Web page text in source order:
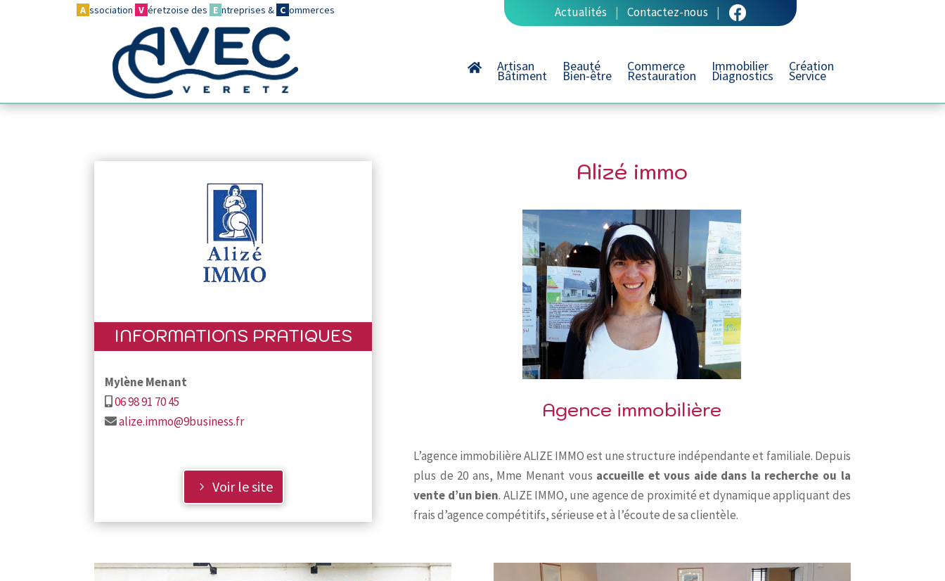
A ssociation V éretzoise des E ntreprises & C ommerces Actualités |Contactez-nous |
Artisan
Bâtiment
Beauté
Bien-être
Commerce
Restauration
Immobilier
Diagnostics
Création
Service
INFORMATIONS PRATIQUES
Mylène Menant
06 98 91 70 45
alize.immo@9business.fr
Voir le site
Alizé immo
Agence immobilière
L’agence immobilière ALIZE IMMO est une structure indépendante et familiale. Depuis
plus de 20 ans, Mme Menant vous accueille et vous aide dans la recherche ou la
vente d’un bien. ALIZE IMMO, une agence de proximité et dynamique appliquant des
frais d’agence compétitifs, sérieuse et à l’écoute de sa clientèle.